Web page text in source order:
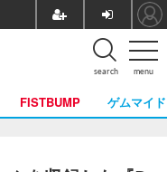
menu
search
FISTBUMP ゲムマイド